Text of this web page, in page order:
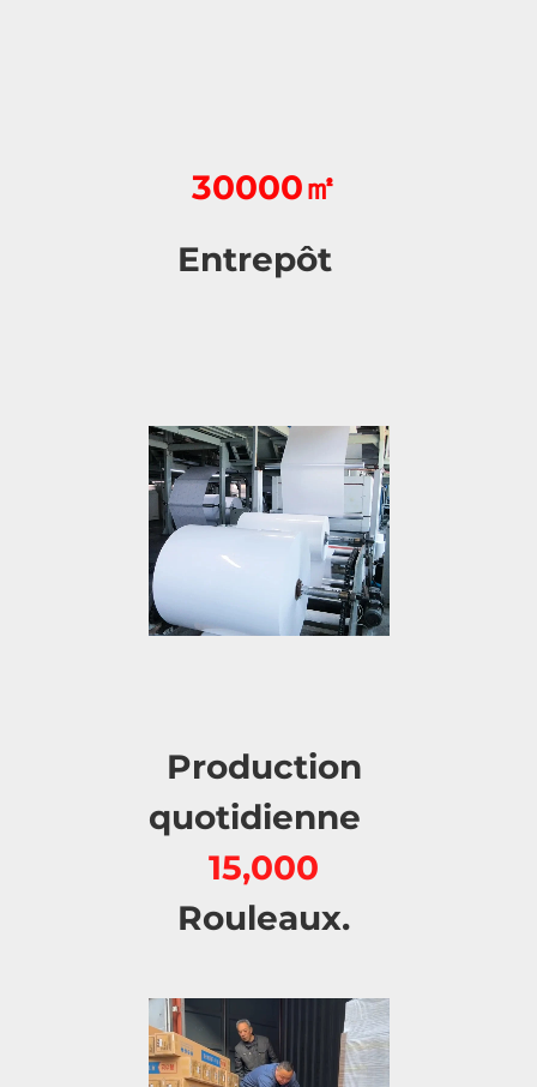
30000㎡
Entrepôt
Production
Rouleaux.